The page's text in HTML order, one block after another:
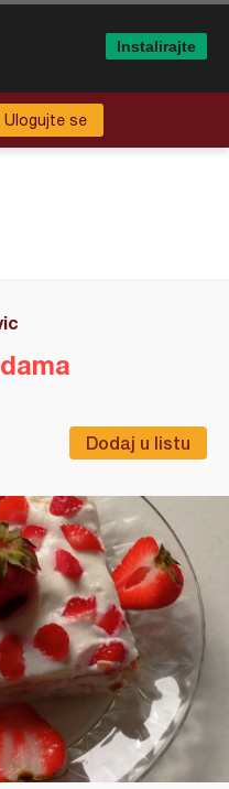
Ulogujte se
Dodaj u listu
Instalirajte